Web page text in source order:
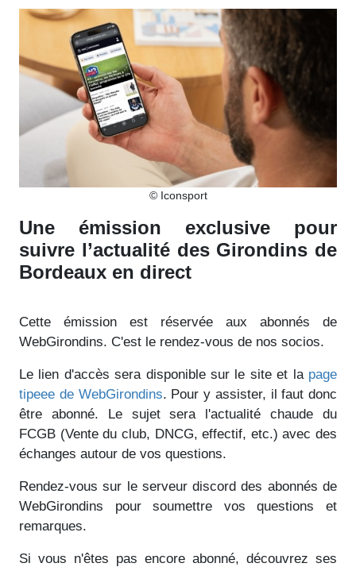
© Iconsport
Une émission exclusive pour
suivre l’actualité des Girondins de
Bordeaux en direct
Cette émission est réservée aux abonnés de
WebGirondins. C'est le rendez-vous de nos socios.
Le lien d'accès sera disponible sur le site et la page
tipeee de WebGirondins. Pour y assister, il faut donc
être abonné. Le sujet sera l'actualité chaude du
FCGB (Vente du club, DNCG, effectif, etc.) avec des
échanges autour de vos questions.
Rendez-vous sur le serveur discord des abonnés de
WebGirondins pour soumettre vos questions et
remarques.
Si vous n'êtes pas encore abonné, découvrez ses